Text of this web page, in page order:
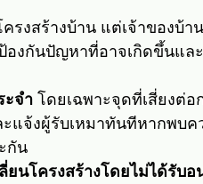
รงสร้างบ้าน แต่เจ้าของบ้
องกันปัญหาที่อาจเกิดขึ้นแ
ะจำ โดยเฉพาะจุดที่เสี่ยงต่
แจ้งผู้รับเหมาทันทีหากพบ
กัน
ยนโครงสร้างโดยไม่ได้รับ